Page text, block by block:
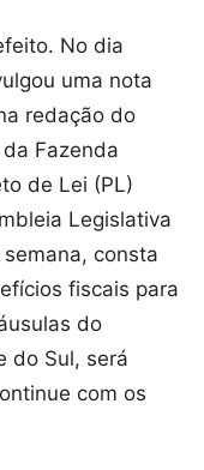
No dia
uma nota
redação do
Fazenda
de Lei (PL)
Legislativa
consta
fiscais para
do
do Sul, será
com os